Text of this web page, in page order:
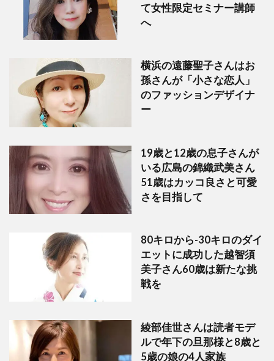
て女性限定セミナー講師
へ
横浜の遠藤聖子さんはお
孫さんが「小さな恋人」
のファッションデザイナ
ー
19歳と12歳の息子さんが
いる広島の錦織武美さん
51歳はカッコ良さと可愛
さを目指して
80キロから-30キロのダイ
エットに成功した越智須
美子さん60歳は新たな挑
戦を
綾部佳世さんは読者モデ
ルで年下の旦那様と8歳と
5歳の娘の4人家族